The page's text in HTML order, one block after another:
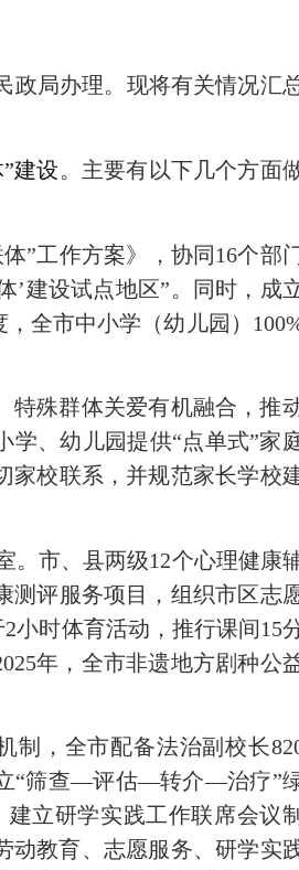
政局办理。 现将有关情况汇
建设。 主要有以下几个方面
”工作方案》， 协同16个部
’建设试点地区”。 同时， 成
， 全市中小学（幼儿园）
特殊群体关爱有机融合 ，推
学、幼儿园提供“点单式”家
家校联系 ，并规范家长学校
。市、县两级12个心理健康
测评服务项目，组织市区志
2小时体育活动， 推行课间15
年，全市非遗地方剧种公
制，全市配备法治副校长
“筛查—评估—转介—治疗”
立研学实践工作联席会议制
动教育、志愿服务、研学实